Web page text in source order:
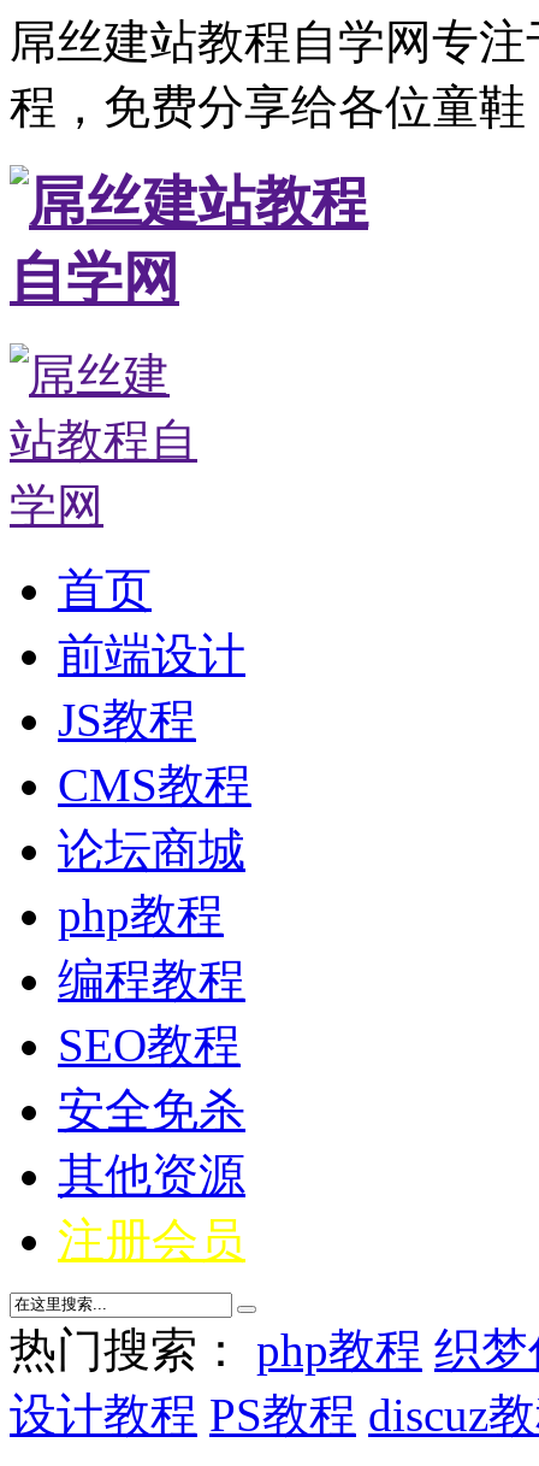
屌丝建站教程自学网专
程，免费分享给各位童
首页
前端设计
JS教程
CMS教程
论坛商城
php教程
编程教程
SEO教程
安全免杀
其他资源
注册会员
热门搜索： php教程 织
设计教程 PS教程 discuz